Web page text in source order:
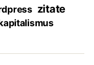
zitate